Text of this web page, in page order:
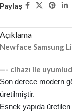
Paylaş
Açıklama
Newface Samsung
—- cihazı ile
Son derece modern
üretilmiştir.
Esnek yapıda üretilen